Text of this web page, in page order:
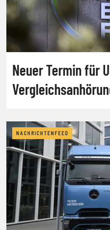
Neuer Termin für
NACHRICHTENFEED